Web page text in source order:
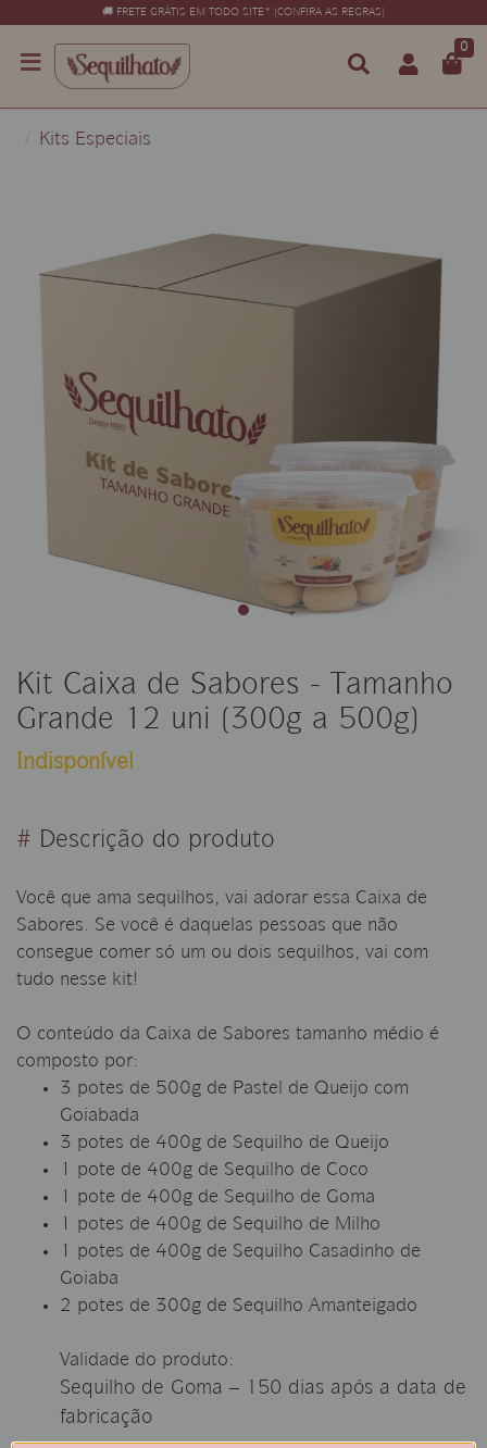
🚚 FRETE GRÁTIS EM TODO SITE* (CONFIRA AS REGRAS)
0
Kits Especiais
Kit Caixa de Sabores - Tamanho
Grande 12 uni (300g a 500g)
Indisponível
# Descrição do produto
Você que ama sequilhos, vai adorar essa Caixa de
Sabores. Se você é daquelas pessoas que não
consegue comer só um ou dois sequilhos, vai com
tudo nesse kit!
O conteúdo da Caixa de Sabores tamanho médio é
composto por:
3 potes de 500g de Pastel de Queijo com
Goiabada
3 potes de 400g de Sequilho de Queijo
1 pote de 400g de Sequilho de Coco
1 pote de 400g de Sequilho de Goma
1 potes de 400g de Sequilho de Milho
1 potes de 400g de Sequilho Casadinho de
Goiaba
2 potes de 300g de Sequilho Amanteigado
Validade do produto:
Sequilho de Goma – 150 dias após a data de
fabricação